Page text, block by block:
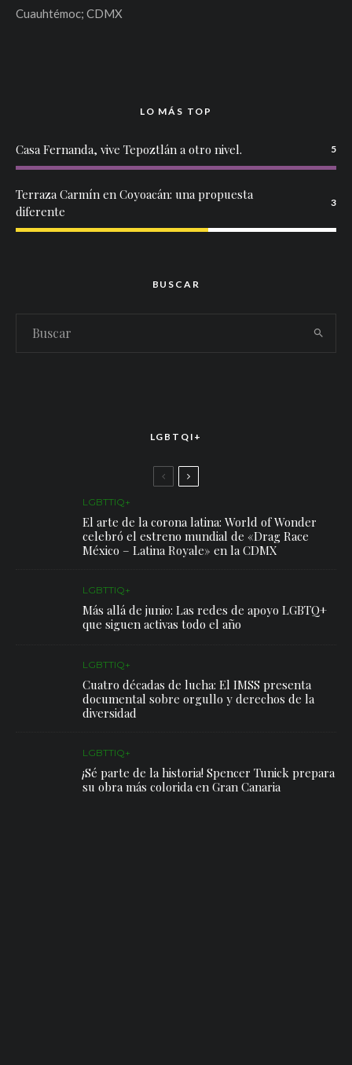
Cuauhtémoc; CDMX
LO MÁS TOP
Casa Fernanda, vive Tepoztlán a otro nivel. 5
Terraza Carmín en Coyoacán: una propuesta
diferente
3
BUSCAR
LGBTQI+
LGBTTIQ+
El arte de la corona latina: World of Wonder
celebró el estreno mundial de «Drag Race
México – Latina Royale» en la CDMX
LGBTTIQ+
Más allá de junio: Las redes de apoyo LGBTQ+
que siguen activas todo el año
LGBTTIQ+
Cuatro décadas de lucha: El IMSS presenta
documental sobre orgullo y derechos de la
diversidad
LGBTTIQ+
¡Sé parte de la historia! Spencer Tunick prepara
su obra más colorida en Gran Canaria